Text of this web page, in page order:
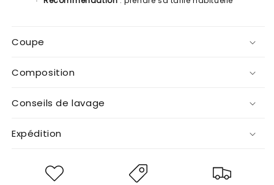
Coupe
Composition
Conseils de lavage
Expédition